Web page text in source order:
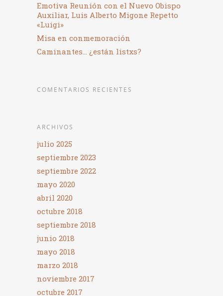
Emotiva Reunión con el Nuevo Obispo
Auxiliar, Luis Alberto Migone Repetto
«Luigi»
Misa en conmemoración
Caminantes… ¿están listxs?
COMENTARIOS RECIENTES
ARCHIVOS
julio 2025
septiembre 2023
septiembre 2022
mayo 2020
abril 2020
octubre 2018
septiembre 2018
junio 2018
mayo 2018
marzo 2018
noviembre 2017
octubre 2017